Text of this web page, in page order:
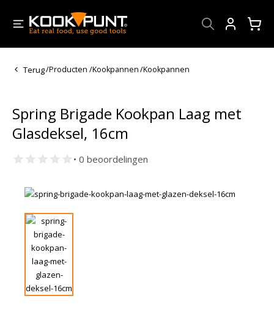
Terug/Producten /Kookpannen/Kookpannen
Spring Brigade Kookpan Laag met
Glasdeksel, 16cm
• 0 beoordelingen